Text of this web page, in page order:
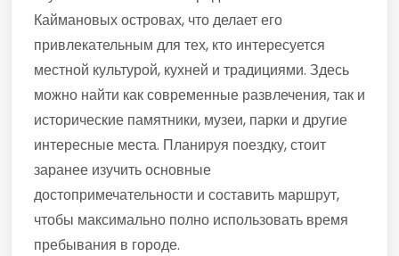
Каймановых островах, что делает его
привлекательным для тех, кто интересуется
местной культурой, кухней и традициями. Здесь
можно найти как современные развлечения, так и
исторические памятники, музеи, парки и другие
интересные места. Планируя поездку, стоит
заранее изучить основные
достопримечательности и составить маршрут,
чтобы максимально полно использовать время
пребывания в городе.